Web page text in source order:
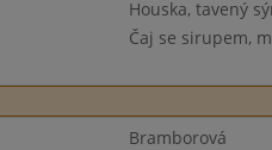
Houska, tavený
Čaj se sirupem,
Bramborová